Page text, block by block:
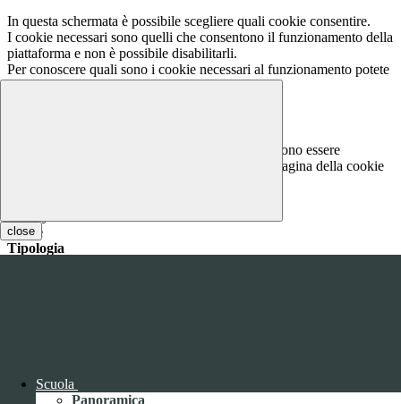
close
Scuola
Panoramica
In questa schermata è possibile scegliere quali cookie consentire.
I cookie necessari sono quelli che consentono il funzionamento della
piattaforma e non è possibile disabilitarli.
Per conoscere quali sono i cookie necessari al funzionamento potete
visionare laCOOKIE POLICY.
I cookie necessari per il funzionamento non possono essere
disabilitati. È possibile consultare l'elenco nella pagina della cookie
Nome
Tipologia
traccia delle visualizzazioni dei video incorporati.
Durata:Sessione